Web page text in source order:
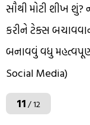
સૌથી મોટી શીખ
કરીને ટેક્સ
બનાવવું વધુ
Social Media)
11/ 12